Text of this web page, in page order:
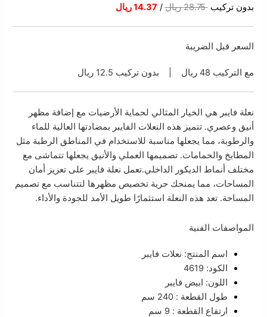
بدون تركيب28.75 ريال / 14.37 ريال
السعر قبل الضريبة
مع التركيب 48 ريال | بدون تركيب 12.5 ريال
نعلة فايبر هي الخيار المثالي لحماية الأرضيات مع إضافة مظهر
أنيق وعصري. تتميز هذه النعلات الفايبر بمضادتها العالية للماء
والرطوبة، مما يجعلها مناسبة للاستخدام في المناطق الرطبة مثل
المطابخ والحمامات. تصميمها العملي والأنيق يجعلها تتماشى مع
مختلف أنماط الديكور الداخلي.تعمل نعلة فايبر على تعزيز أمان
المساحات، مما يمنحك حرية تخصيص مظهرها لتتناسب مع تصميم
المساحة. تعد هذه النعلة استثمارًا طويل الأمد للجودة والأداء.
المواصفات الفنية
اسم المنتج: نعلات فايبر
الكود: 4619
اللون: ابيض فايبر
طول القطعة : 240 سم
ارتفاع القطعة : 9 سم